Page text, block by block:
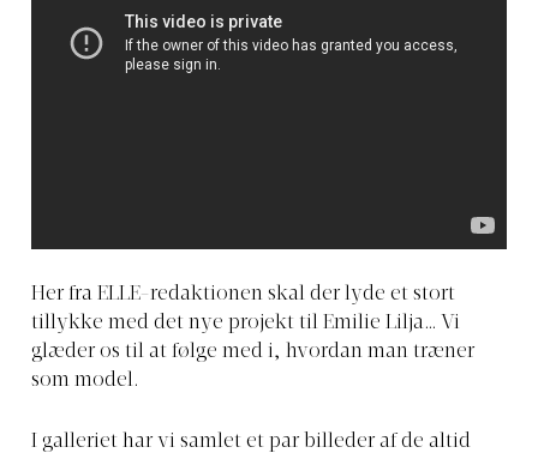
Her fra ELLE-redaktionen skal der lyde et stort
tillykke med det nye projekt til Emilie Lilja… Vi
glæder os til at følge med i, hvordan man træner
som model.
I galleriet har vi samlet et par billeder af de altid